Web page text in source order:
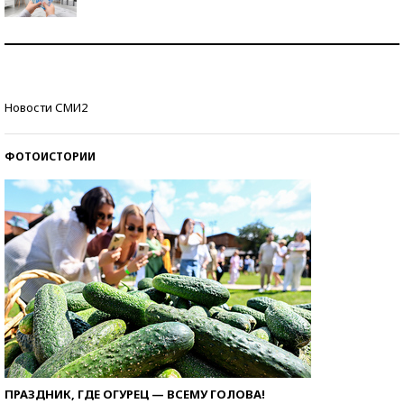
Новости СМИ2
ФОТОИСТОРИИ
ПРАЗДНИК, ГДЕ ОГУРЕЦ — ВСЕМУ ГОЛОВА!